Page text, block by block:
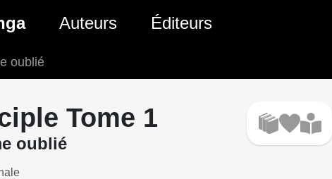
Manga
Manga
Auteurs Éditeurs
oublié
Tome 1
oublié